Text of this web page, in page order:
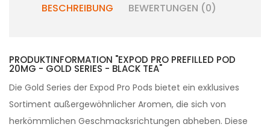
BESCHREIBUNG BEWERTUNGEN (0)
PRODUKTINFORMATION "EXPOD PRO PREFILLED POD
20MG - GOLD SERIES - BLACK TEA"
Die Gold Series der Expod Pro Pods bietet ein exklusives
Sortiment außergewöhnlicher Aromen, die sich von
herkömmlichen Geschmacksrichtungen abheben. Diese